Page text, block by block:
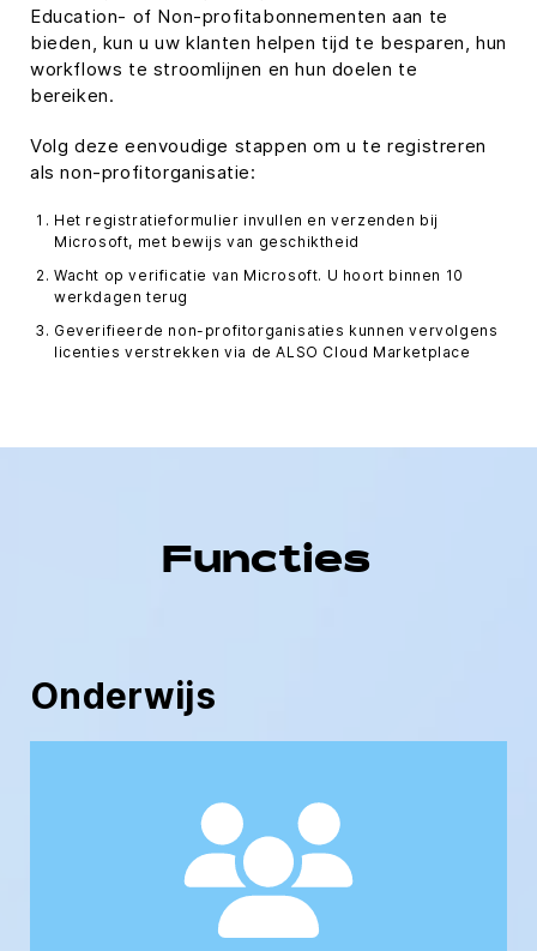
Education- of Non-profitabonnementen aan te
bieden, kun u uw klanten helpen tijd te besparen, hun
workflows te stroomlijnen en hun doelen te
bereiken.
Volg deze eenvoudige stappen om u te registreren
als non-profitorganisatie:
Het registratieformulier invullen en verzenden bij
Microsoft, met bewijs van geschiktheid
Wacht op verificatie van Microsoft. U hoort binnen 10
werkdagen terug
Geverifieerde non-profitorganisaties kunnen vervolgens
licenties verstrekken via de ALSO Cloud Marketplace
Functies
Onderwijs